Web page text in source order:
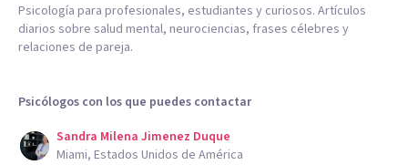
Psicología para profesionales, estudiantes y curiosos. Artículos
diarios sobre salud mental, neurociencias, frases célebres y
relaciones de pareja.
Psicólogos con los que puedes contactar
Sandra Milena Jimenez Duque
Miami, Estados Unidos de América